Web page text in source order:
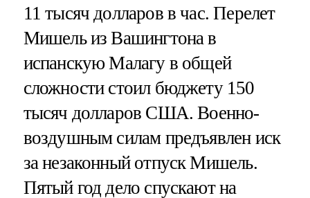
11 тысяч долларов в час. Перелет
Мишель из Вашингтона в
испанскую Малагу в общей
сложности стоил бюджету 150
тысяч долларов США. Военно-
воздушным силам предъявлен иск
за незаконный отпуск Мишель.
Пятый год дело спускают на